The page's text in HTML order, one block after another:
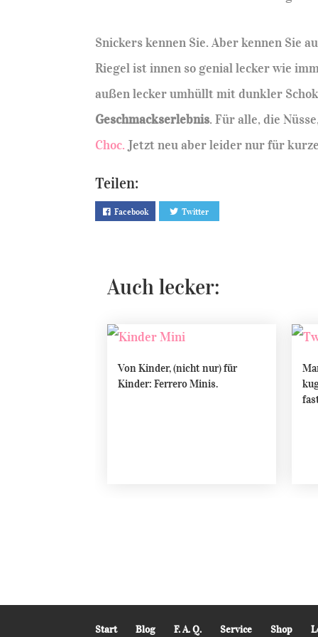
Snickers kennen Sie. Aber kennen Sie
Riegel ist innen so genial lecker wie
außen lecker umhüllt mit dunkler
Geschmackserlebnis. Für alle, die
Choc. Jetzt neu aber leider nur für
Teilen:
Facebook Twitter
Auch lecker:
Von Kinder, (nicht nur) für
Kinder: Ferrero Minis.
Start Blog F. A. Q. Service Shop